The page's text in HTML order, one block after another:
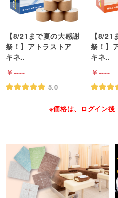
【8/21まで夏の大感謝
祭！】アトラストア
キネ..
----
5.0
【8/21
祭！】
キネ..
----
※価格は、ログイン後